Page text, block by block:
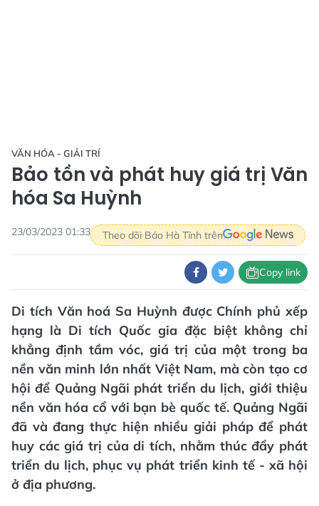
VĂN HÓA - GIẢI TRÍ
Bảo tồn và phát huy giá trị Văn
hóa Sa Huỳnh
23/03/2023 01:33 Theo dõi Báo Hà Tĩnh trên
Copy link
Di tích Văn hoá Sa Huỳnh được Chính phủ xếp
hạng là Di tích Quốc gia đặc biệt không chỉ
khẳng định tầm vóc, giá trị của một trong ba
nền văn minh lớn nhất Việt Nam, mà còn tạo cơ
hội để Quảng Ngãi phát triển du lịch, giới thiệu
nền văn hóa cổ với bạn bè quốc tế. Quảng Ngãi
đã và đang thực hiện nhiều giải pháp để phát
huy các giá trị của di tích, nhằm thúc đẩy phát
triển du lịch, phục vụ phát triển kinh tế - xã hội
ở địa phương.